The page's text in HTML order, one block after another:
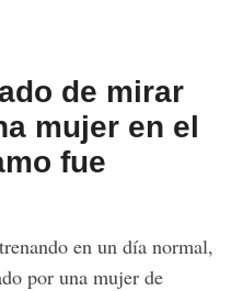
de mirar
mujer en el
fue
en un día normal,
por una mujer de